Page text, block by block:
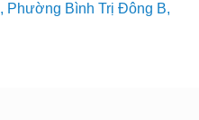
Phường Bình Trị Đông B,